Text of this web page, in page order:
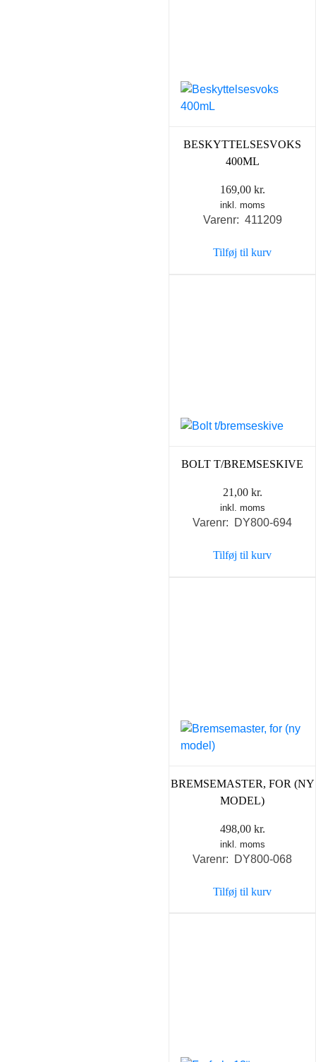
BESKYTTELSESVOKS
400ML
169,00 kr.
inkl. moms
Varenr: 411209
Tilføj til kurv
BOLT T/BREMSESKIVE
21,00 kr.
inkl. moms
Varenr: DY800-694
Tilføj til kurv
BREMSEMASTER, FOR (NY
MODEL)
498,00 kr.
inkl. moms
Varenr: DY800-068
Tilføj til kurv